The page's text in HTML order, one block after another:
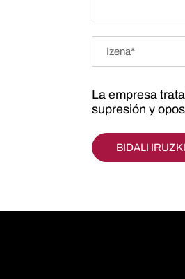
La empresa
supresión y